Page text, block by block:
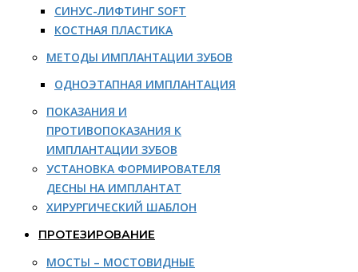
СИНУС-ЛИФТИНГ SOFT
КОСТНАЯ ПЛАСТИКА
МЕТОДЫ ИМПЛАНТАЦИИ ЗУБОВ
ОДНОЭТАПНАЯ ИМПЛАНТАЦИЯ
ПОКАЗАНИЯ И
ПРОТИВОПОКАЗАНИЯ К
ИМПЛАНТАЦИИ ЗУБОВ
УСТАНОВКА ФОРМИРОВАТЕЛЯ
ДЕСНЫ НА ИМПЛАНТАТ
ХИРУРГИЧЕСКИЙ ШАБЛОН
ПРОТЕЗИРОВАНИЕ
МОСТЫ – МОСТОВИДНЫЕ